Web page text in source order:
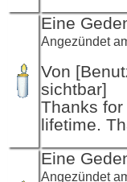
Eine
Angezündet
Von
sichtbar]
Thanks
lifetime.
Eine
Angezündet